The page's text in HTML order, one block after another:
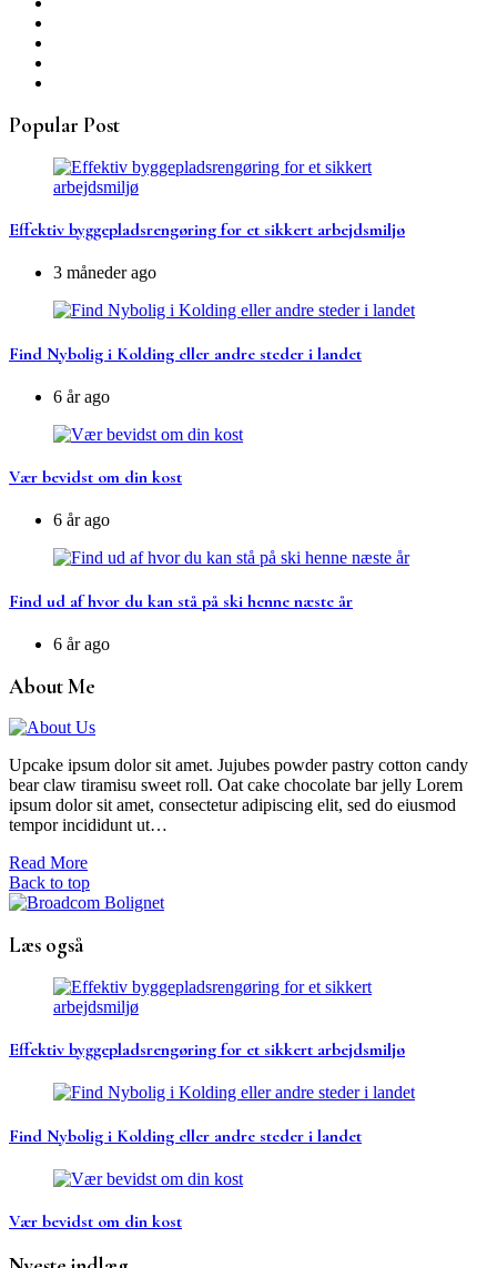
Popular Post
Effektiv byggepladsrengøring for et sikkert arbejdsmiljø
3 måneder ago
Find Nybolig i Kolding eller andre steder i landet
6 år ago
Vær bevidst om din kost
6 år ago
Find ud af hvor du kan stå på ski henne næste år
6 år ago
About Me
Upcake ipsum dolor sit amet. Jujubes powder pastry cotton candy
bear claw tiramisu sweet roll. Oat cake chocolate bar jelly Lorem
ipsum dolor sit amet, consectetur adipiscing elit, sed do eiusmod
tempor incididunt ut…
Read More
Back to top
Læs også
Effektiv byggepladsrengøring for et sikkert arbejdsmiljø
Find Nybolig i Kolding eller andre steder i landet
Vær bevidst om din kost